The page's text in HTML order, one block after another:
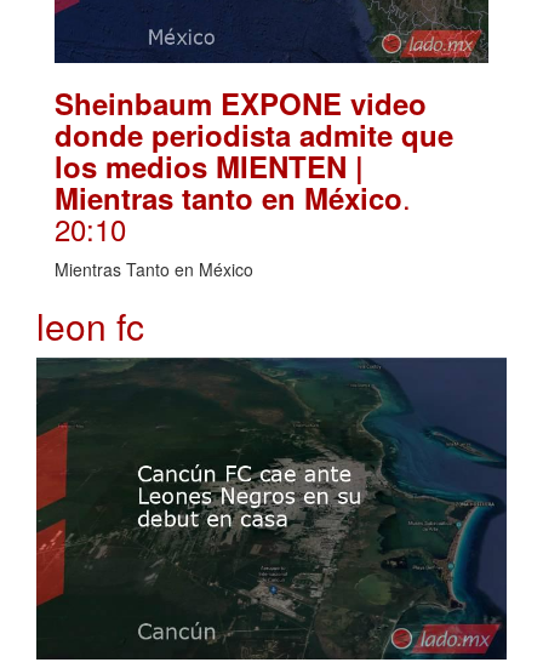
Sheinbaum EXPONE video
donde periodista admite que
los medios MIENTEN |
Mientras tanto en México.
20:10
Mientras Tanto en México
leon fc